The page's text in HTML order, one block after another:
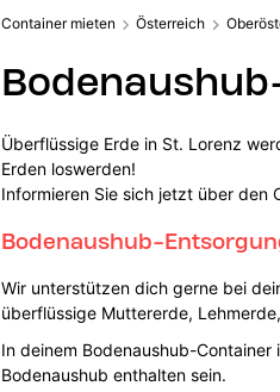
Container mieten Österreich
Überflüssige Erde in St. Lorenz
Erden loswerden!
Informieren Sie sich jetzt über den
Bodenaushub-
Wir unterstützen dich gerne bei
überflüssige Muttererde,
In deinem Bodenaushub-
Bodenaushub enthalten sein.